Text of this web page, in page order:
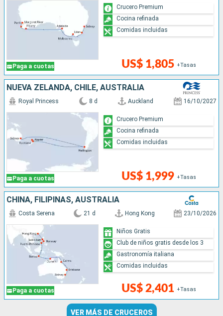
Paga a cuotas US$ 1,805 +Tasas
Crucero Premium
Cocina refinada
Comidas incluidas
NUEVA ZELANDA, CHILE, AUSTRALIA
Paga a cuotas
Royal Princess 8 d Auckland 16/10/2027
US$ 1,999 +Tasas
Crucero Premium
Cocina refinada
Comidas incluidas
CHINA, FILIPINAS, AUSTRALIA
Paga a cuotas
Costa Serena 21 d Hong Kong 23/10/2026
US$ 2,401 +Tasas
Niños Gratis
Club de niños gratis desde los 3
Gastronomía italiana
Comidas incluidas
VER MÁS DE CRUCEROS